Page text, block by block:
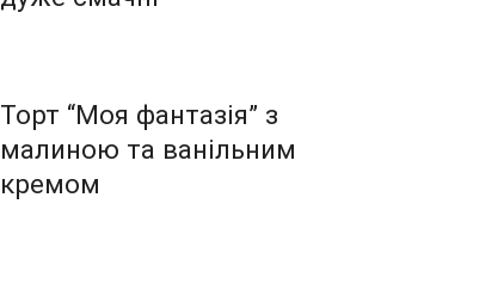
Торт “Моя фантазія” з
малиною та ванільним
кремом